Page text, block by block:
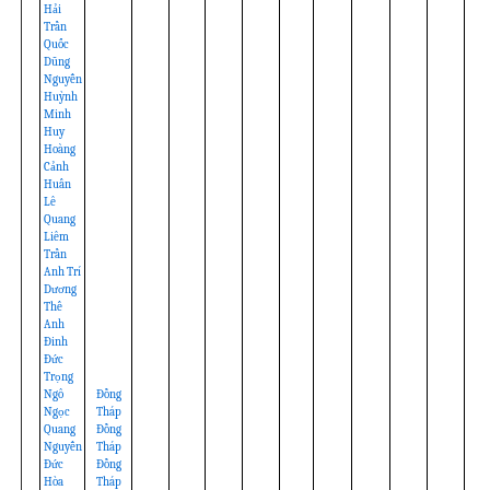
Hải
Trần
Quốc
Dũng
Nguyễn
Huỳnh
Minh
Huy
Hoàng
Cảnh
Huấn
Lê
Quang
Liêm
Trần
Anh Trí
Dương
Thế
Anh
Đinh
Đức
Trọng
Ngô
Ngọc
Quang
Nguyễn
Đức
Hòa
Đồng
Tháp
Đồng
Tháp
Đồng
Tháp